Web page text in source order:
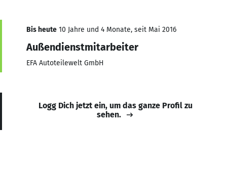
Bis heute 10 Jahre und 4 Monate, seit Mai 2016
Außendienstmitarbeiter
EFA Autoteilewelt GmbH
Logg Dich jetzt ein, um das ganze Profil zu
sehen.